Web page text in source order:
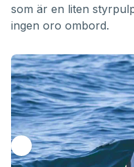
som är en liten
ingen oro ombord.